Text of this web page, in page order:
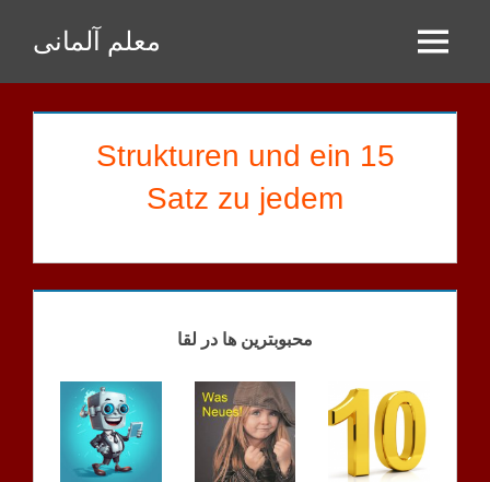
Inhalt
springen
معلم آلمانی Menu
15 Strukturen und ein
Satz zu jedem
محبوبترین ها در لقا